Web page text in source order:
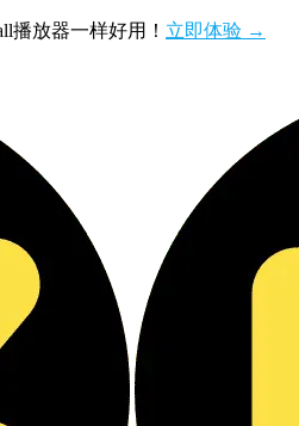
播放器一样好用！ 立即体验 →